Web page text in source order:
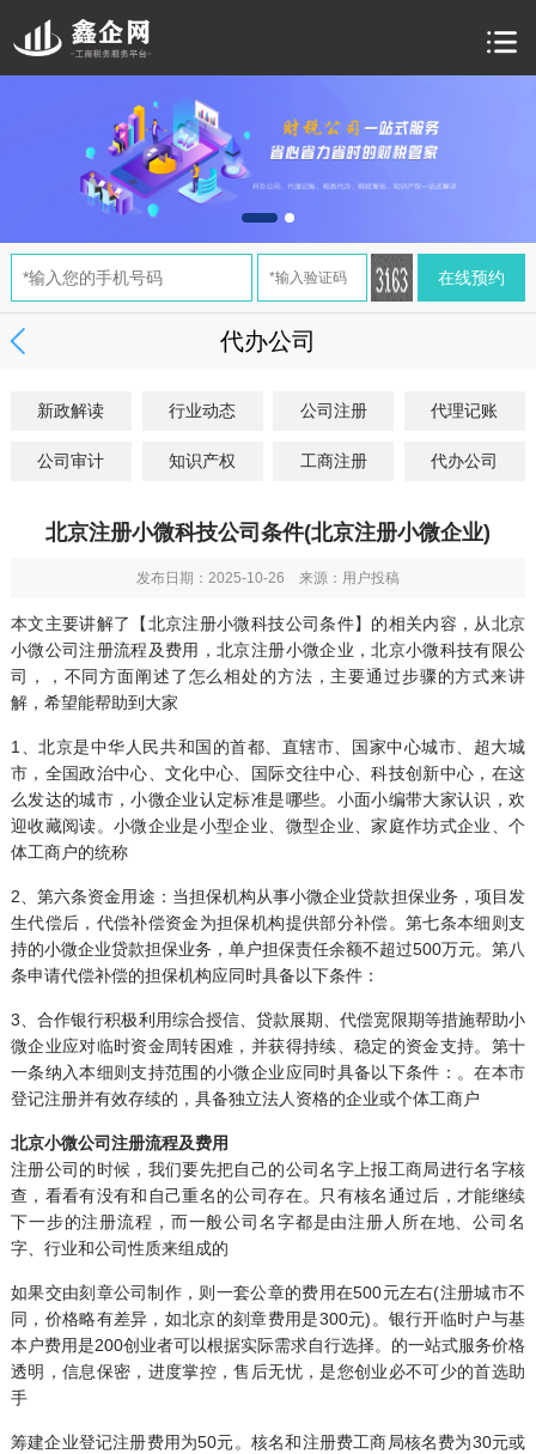
代办公司
新政解读 行业动态 公司注册 代理记账
公司审计 知识产权 工商注册 代办公司
北京注册小微科技公司条件(北京注册小微企业)
发布日期：2025-10-26 来源：用户投稿
本文主要讲解了【北京注册小微科技公司条件】的相关内容，从北京
小微公司注册流程及费用，北京注册小微企业，北京小微科技有限公
司，，不同方面阐述了怎么相处的方法，主要通过步骤的方式来讲
解，希望能帮助到大家
1、北京是中华人民共和国的首都、直辖市、国家中心城市、超大城
市，全国政治中心、文化中心、国际交往中心、科技创新中心，在这
么发达的城市，小微企业认定标准是哪些。小面小编带大家认识，欢
迎收藏阅读。小微企业是小型企业、微型企业、家庭作坊式企业、个
体工商户的统称
2、第六条资金用途：当担保机构从事小微企业贷款担保业务，项目发
生代偿后，代偿补偿资金为担保机构提供部分补偿。第七条本细则支
持的小微企业贷款担保业务，单户担保责任余额不超过500万元。第八
条申请代偿补偿的担保机构应同时具备以下条件：
3、合作银行积极利用综合授信、贷款展期、代偿宽限期等措施帮助小
微企业应对临时资金周转困难，并获得持续、稳定的资金支持。第十
一条纳入本细则支持范围的小微企业应同时具备以下条件：。在本市
登记注册并有效存续的，具备独立法人资格的企业或个体工商户
北京小微公司注册流程及费用
注册公司的时候，我们要先把自己的公司名字上报工商局进行名字核
查，看看有没有和自己重名的公司存在。只有核名通过后，才能继续
下一步的注册流程，而一般公司名字都是由注册人所在地、公司名
字、行业和公司性质来组成的
如果交由刻章公司制作，则一套公章的费用在500元左右(注册城市不
同，价格略有差异，如北京的刻章费用是300元)。银行开临时户与基
本户费用是200创业者可以根据实际需求自行选择。的一站式服务价格
透明，信息保密，进度掌控，售后无忧，是您创业必不可少的首选助
手
筹建企业登记注册费用为50元。核名和注册费工商局核名费为30元或